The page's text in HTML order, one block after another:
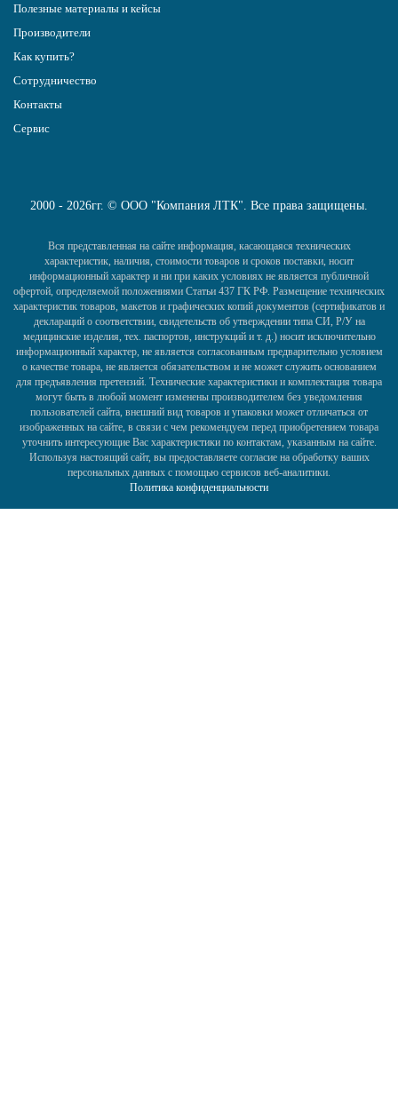
Полезные материалы и кейсы
Производители
Как купить?
Сотрудничество
Контакты
Сервис
2000 - 2026гг. © ООО "Компания ЛТК". Все права защищены.
Вся представленная на сайте информация, касающаяся технических
характеристик, наличия, стоимости товаров и сроков поставки, носит
информационный характер и ни при каких условиях не является публичной
офертой, определяемой положениями Статьи 437 ГК РФ. Размещение технических
характеристик товаров, макетов и графических копий документов (сертификатов и
деклараций о соответствии, свидетельств об утверждении типа СИ, Р/У на
медицинские изделия, тех. паспортов, инструкций и т. д.) носит исключительно
информационный характер, не является согласованным предварительно условием
о качестве товара, не является обязательством и не может служить основанием
для предъявления претензий. Технические характеристики и комплектация товара
могут быть в любой момент изменены производителем без уведомления
пользователей сайта, внешний вид товаров и упаковки может отличаться от
изображенных на сайте, в связи с чем рекомендуем перед приобретением товара
уточнить интересующие Вас характеристики по контактам, указанным на сайте.
Используя настоящий сайт, вы предоставляете согласие на обработку ваших
персональных данных с помощью сервисов веб-аналитики.
Политика конфиденциальности